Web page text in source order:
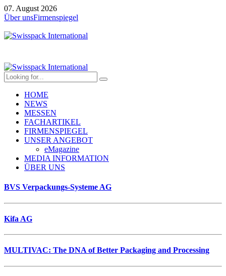
07. August 2026
Über unsFirmenspiegel
HOME
NEWS
MESSEN
FACHARTIKEL
FIRMENSPIEGEL
UNSER ANGEBOT
eMagazine
MEDIA INFORMATION
ÜBER UNS
BVS Verpackungs-Systeme AG
Kifa AG
MULTIVAC: The DNA of Better Packaging and Processing